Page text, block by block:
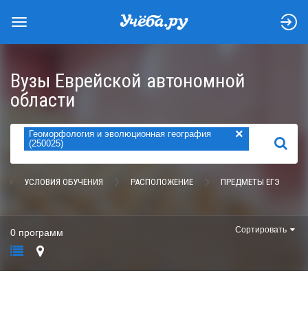
Вузы Еврейской автономной
области
Геоморфология и эволюционная география
(250025)
×
НАЙТИ
УСЛОВИЯ ОБУЧЕНИЯ РАСПОЛОЖЕНИЕ ПРЕДМЕТЫ ЕГЭ
0 программ Сортировать